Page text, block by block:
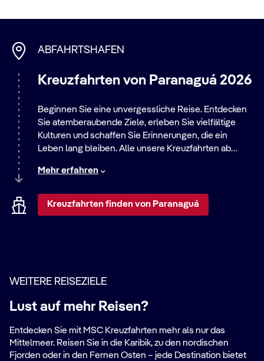
ABFAHRTSHAFEN
Kreuzfahrten von Paranaguá 2026
Beginnen Sie eine unvergessliche Reise. Entdecken
Sie atemberaubende Ziele, erleben Sie vielfältige
Kulturen und schaffen Sie Erinnerungen, die ein
Leben lang bleiben. Alle unsere Kreuzfahrten ab
von entspannten Strandaufenthalten bis zu
uns!
Mehr erfahren
Kreuzfahrten finden von Paranaguá
WEITERE REISEZIELE
Lust auf mehr Reisen?
Entdecken Sie mit MSC Kreuzfahrten mehr als nur das
Mittelmeer. Reisen Sie in die Karibik, zu den nordischen
Fjorden oder in den Fernen Osten – jede Destination bietet